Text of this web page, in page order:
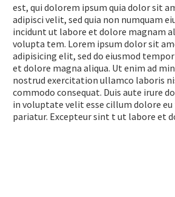
est, qui dolorem ipsum quia dolor sit
adipisci velit, sed quia non numquam
incidunt ut labore et dolore magnam
volupta tem. Lorem ipsum dolor sit
adipisicing elit, sed do eiusmod
et dolore magna aliqua. Ut enim ad
nostrud exercitation ullamco laboris
commodo consequat. Duis aute irure
in voluptate velit esse cillum dolore
pariatur. Excepteur sint t ut labore et